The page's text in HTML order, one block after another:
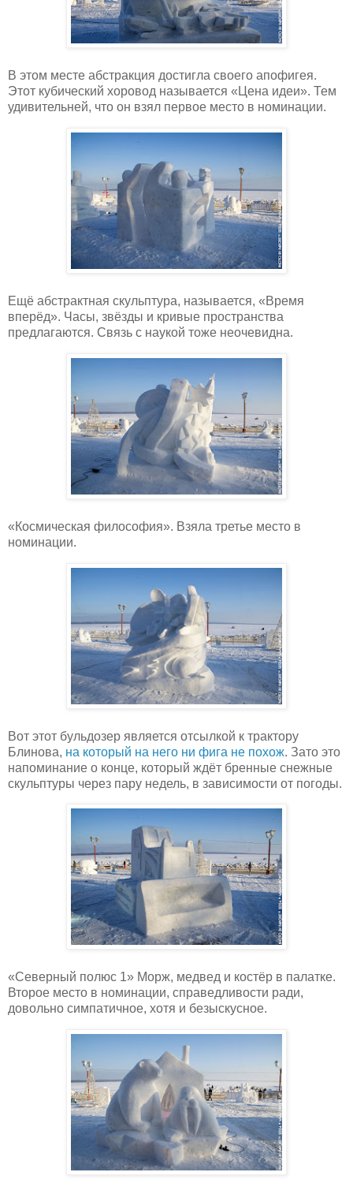
В этом месте абстракция достигла своего апофигея.
Этот кубический хоровод называется «Цена идеи». Тем
удивительней, что он взял первое место в номинации.
Ещё абстрактная скульптура, называется, «Время
вперёд». Часы, звёзды и кривые пространства
предлагаются. Связь с наукой тоже неочевидна.
«Космическая философия». Взяла третье место в
номинации.
Вот этот бульдозер является отсылкой к трактору
Блинова, на который на него ни фига не похож. Зато это
напоминание о конце, который ждёт бренные снежные
скульптуры через пару недель, в зависимости от погоды.
«Северный полюс 1» Морж, медвед и костёр в палатке.
Второе место в номинации, справедливости ради,
довольно симпатичное, хотя и безыскусное.